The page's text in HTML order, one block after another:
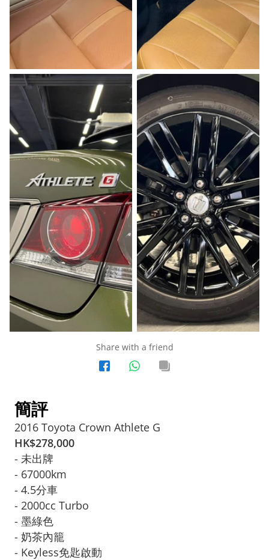
Share with a friend
簡評
2016 Toyota Crown Athlete G
HK$278,000
- 未出牌
- 67000km
- 4.5分車
- 2000cc Turbo
- 墨綠色
- 奶茶內籠
- Keyless免匙啟動